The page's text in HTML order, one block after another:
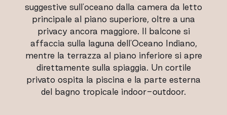
suggestive sull'oceano dalla camera da letto
principale al piano superiore, oltre a una
privacy ancora maggiore. Il balcone si
affaccia sulla laguna dell'Oceano Indiano,
mentre la terrazza al piano inferiore si apre
direttamente sulla spiaggia. Un cortile
privato ospita la piscina e la parte esterna
del bagno tropicale indoor-outdoor.